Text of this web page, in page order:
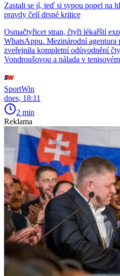
Zastali se jí, teď si sypou popel na
pravdy čelí drsné kritice
Osmačtyřicet stran, čtyři lékařští
WhatsAppu. Mezinárodní agentura
zveřejnila kompletní odůvodnění
Vondroušovou a nálada v
SportWin
dnes, 18:11
2 min
Reklama